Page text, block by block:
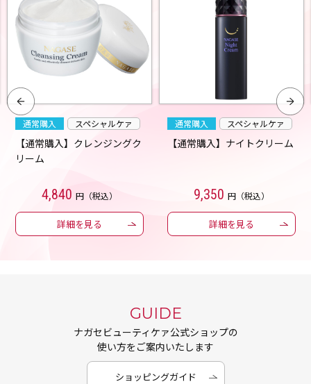
通常購入 スペシャルケァ
【通常購入】クレンジングク
リーム
4,840 円（税込）
詳細を見る
通常購入 スペシャルケァ
【通常購入】ナイトクリーム
9,350 円（税込）
詳細を見る
GUIDE
ナガセビューティケァ公式ショップの
使い方をご案内いたします
ショッピングガイド